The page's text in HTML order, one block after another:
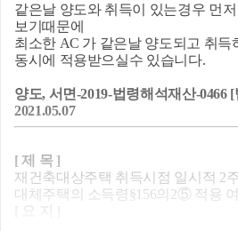
같은날 양도와 취득이 있는경우 먼
보기때문에
최소한 AC 가 같은날 양도되고 취득
동시에 적용받으실수 있습니다.
양도, 서면-2019-법령해석재산-0466
2021.05.07
[ 제 목 ]
재건축대상주택 취득시점 일시적 2
대체주택의 소득령§156의2⑤ 적용